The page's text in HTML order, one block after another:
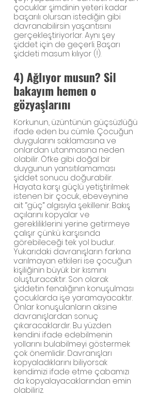
çocuklar şimdinin yeteri kadar
başarılı olursan istediğin gibi
davranabilirsin yaşantısını
gerçekleştiriyorlar. Aynı şey
şiddet için de geçerli. Başarı
şiddeti masum kılıyor (!).
4) Ağlıyor musun? Sil
bakayım hemen o
gözyaşlarını
Korkunun, üzüntünün güçsüzlüğü
ifade eden bu cümle. Çocuğun
duygularını saklamasına ve
onlardan utanmasına neden
olabilir. Öfke gibi doğal bir
duygunun yansıtılamaması
şiddet sonucu doğurabilir.
Hayata karşı güçlü yetiştirilmek
istenen bir çocuk, ebeveynine
ait ‘’güç’’ algısıyla şekillenir. Bakış
açılarını kopyalar ve
gerekliliklerini yerine getirmeye
çalışır çünkü karşısında
görebileceği tek yol budur.
Yukarıdaki davranışların farkına
varılmayan etkileri ise çocuğun
kişiliğinin büyük bir kısmını
oluşturacaktır. Son olarak
şiddetin fenalığının konuşulması
çocuklarda işe yaramayacaktır.
Onlar konuşulanların aksine
davranışlardan sonuç
çıkaracaklardır. Bu yüzden
kendini ifade edebilmenin
yollarını bulabilmeyi göstermek
çok önemlidir. Davranışları
kopyaladıklarını biliyorsak
kendimizi ifade etme çabamızı
da kopyalayacaklarından emin
olabiliriz.